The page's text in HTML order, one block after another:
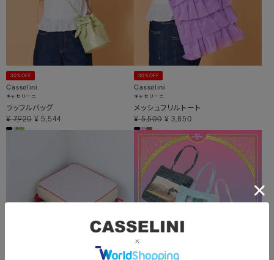
30%OFF
Casselini
キャセリーニ
ラッフルバッグ
¥ 7,920 ¥ 5,544
30%OFF
Casselini
キャセリーニ
メッシュフリルトート
¥ 5,500 ¥ 3,850